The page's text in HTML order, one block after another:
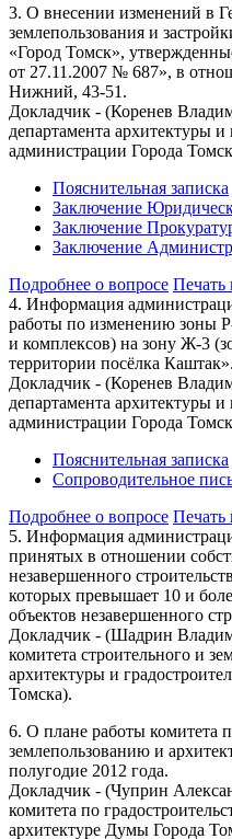
3. О внесении изменений в
землепользования и
«Город Томск»,
от 27.11.2007 № 687», в
Нижний, 43-51.
Докладчик - (Коренев
департамента архитектуры и
администрации Города
Пояснительная записка
Заключение
Заключение
Заключение
Подробнее о вопросе Печать
4. Информация
работы по изменению зоны
и комплексов) на зону Ж-3
территории посёлка Каштак».
Докладчик - (Коренев
департамента архитектуры и
администрации Города
Пояснительная записка
Сопроводительное
Подробнее о вопросе Печать
5. Информация
принятых в отношении
незавершенного
которых превышает 10 и
объектов незавершенного
Докладчик - (Шадрин
комитета строительного и
архитектуры и
Томска).
6. О плане работы комитета
землепользованию и
полугодие 2012 года.
Докладчик - (Чуприн
комитета по
архитектуре Думы Города